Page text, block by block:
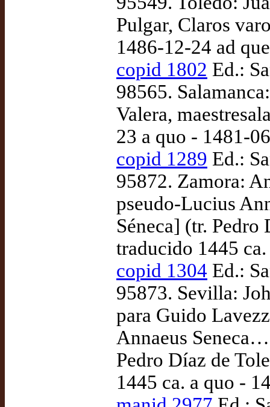
Pulgar, Claros
1486-12-24 ad
copid 1802 Ed.:
98565.
Valera,
23 a quo - 1481-
copid 1289 Ed.:
95872. Zamora:
pseudo-Lucius
Séneca] (tr.
traducido 1445
copid 1304 Ed.:
95873. Sevilla:
para Guido
Annaeus
Pedro Díaz de
1445 ca. a quo -